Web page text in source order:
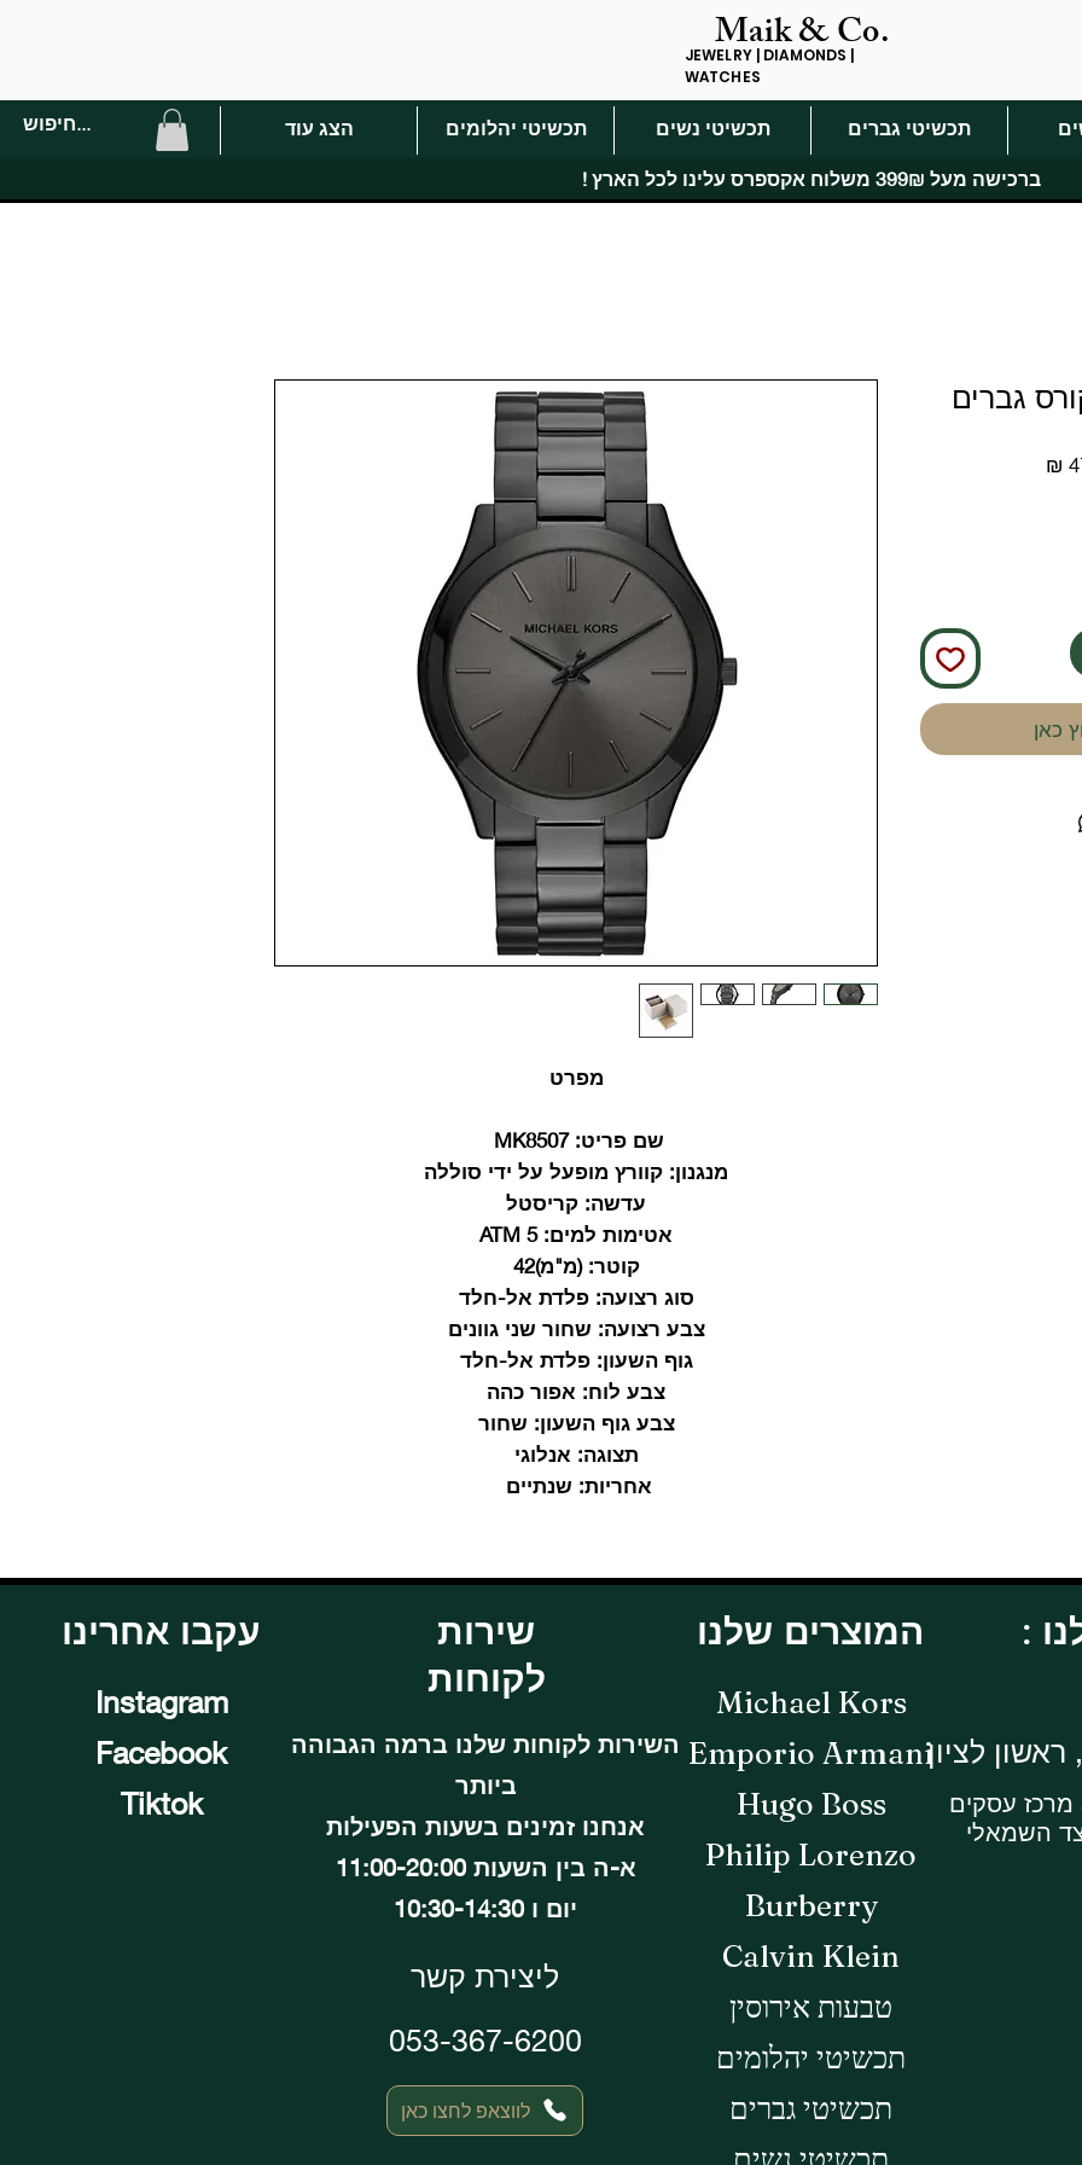
Maik & Co.
JEWELRY | DIAMONDS |
WATCHES
תכשיטי גברים תכשיטי נשים תכשיטי יהלומים הצג עוד
ברכישה מעל 399₪ משלוח אקספרס עלינו לכל הארץ !
מפרט
שם פריט: MK8507
מנגנון: קוורץ מופעל על ידי סוללה
עדשה: קריסטל
אטימות למים: 5 ATM
קוטר:(מ"מ)42
סוג רצועה:פלדת אל-חלד
צבע רצועה: שחור שני גוונים
גוף השעון: פלדת אל-חלד
צבע לוח: אפור כהה
צבע גוף השעון: שחור
תצוגה: אנלוגי
אחריות: שנתיים
כאן
עקבו אחרינו
Instagram
Facebook
Tiktok
שירות
לקוחות
השירות לקוחות שלנו ברמה הגבוהה
ביותר
אנחנו זמינים בשעות הפעילות
א-ה בין השעות 11:00-20:00
יום ו 10:30-14:30
ליצירת קשר
053-367-6200
לווצאפ לחצו כאן
המוצרים שלנו
Michael Kors
Emporio Armani
Hugo Boss
Philip Lorenzo
Burberry
Calvin Klein
טבעות אירוסין
תכשיטי יהלומים
תכשיטי גברים
השמאלי